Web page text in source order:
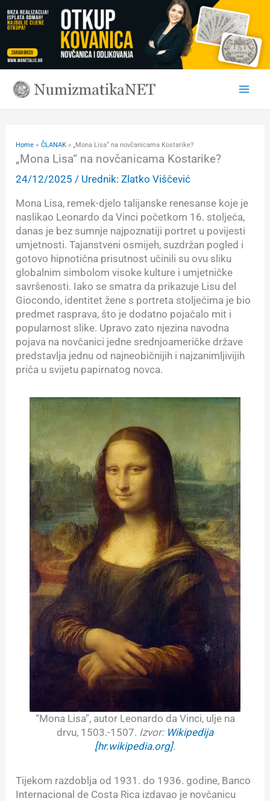
to
content
Home ČLANAK „Mona Lisa“ na novčanicama Kostarike?
„Mona Lisa“ na novčanicama Kostarike?
24/12/2025 / Urednik: Zlatko Viščević
Mona Lisa, remek-djelo talijanske renesanse koje je
naslikao Leonardo da Vinci početkom 16. stoljeća,
danas je bez sumnje najpoznatiji portret u povijesti
umjetnosti. Tajanstveni osmijeh, suzdržan pogled i
gotovo hipnotična prisutnost učinili su ovu sliku
globalnim simbolom visoke kulture i umjetničke
savršenosti. Iako se smatra da prikazuje Lisu del
Giocondo, identitet žene s portreta stoljećima je bio
predmet rasprava, što je dodatno pojačalo mit i
popularnost slike. Upravo zato njezina navodna
pojava na novčanici jedne srednjoameričke države
predstavlja jednu od najneobičnijih i najzanimljivijih
priča u svijetu papirnatog novca.
“Mona Lisa”, autor Leonardo da Vinci, ulje na
drvu, 1503.-1507. Izvor: Wikipedija
[hr.wikipedia.org].
Tijekom razdoblja od 1931. do 1936. godine, Banco
Internacional de Costa Rica izdavao je novčanicu